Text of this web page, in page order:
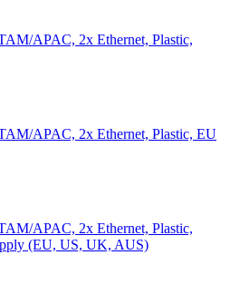
APAC, 2x Ethernet, Plastic,
APAC, 2x Ethernet, Plastic, EU
APAC, 2x Ethernet, Plastic,
(EU, US, UK, AUS)